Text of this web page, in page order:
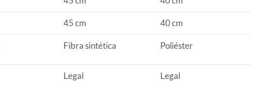
45 cm 40 cm
Fibra sintética Poliéster
Legal Legal